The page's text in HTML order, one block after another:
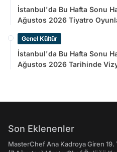
İstanbul'da Bu Hafta Sonu
Ağustos 2026 Tiyatro
Genel Kültür
İstanbul'da Bu Hafta Sonu
Ağustos 2026 Tarihinde
Son Eklenenler
MasterChef Ana Kadroya Giren 19.